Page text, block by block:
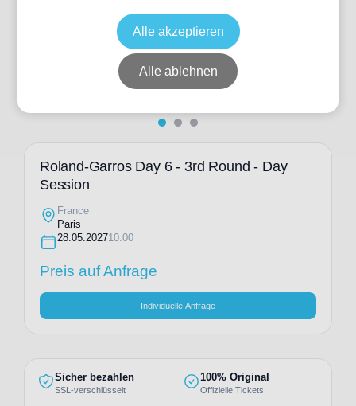
10:00
Keine Tickets verfügbar
Frankreich Court Philippe-Chatrier
Roland-Garros Day 6 - 3rd Round - Day
Session
France
Paris
28.05.202710:00
Preis auf Anfrage
Individuelle Anfrage
Sicher bezahlen
SSL-verschlüsselt
100% Original
Offizielle Tickets
Alle akzeptieren
Alle ablehnen